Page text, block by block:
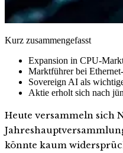
Kurz zusammengefasst
Expansion in CPU-
Marktführer bei
Sovereign AI als
Aktie erholt sich nach
Heute versammeln sich
könnte kaum